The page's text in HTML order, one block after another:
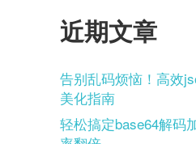
近期文章
告别乱码烦恼！高效
美化指南
轻松搞定base64解码